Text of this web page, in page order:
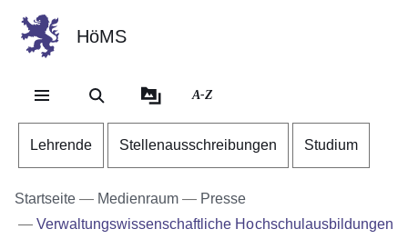
HöMS
A-Z
Lehrende Stellenausschreibungen Studium
Startseite Medienraum
Presse
Verwaltungswissenschaftliche Hochschulausbildungen